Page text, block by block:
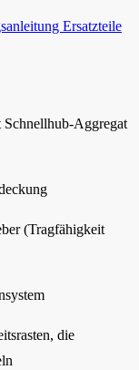
Ersatzteile
Schnellhub-Aggregat
(Tragfähigkeit
die